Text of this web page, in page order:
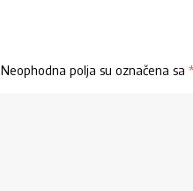
Neophodna polja su označena sa